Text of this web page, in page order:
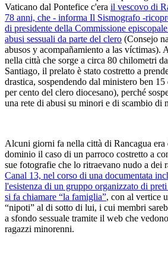
Vaticano dal Pontefice c'era il vescovo di
78 anni, che - informa Il Sismografo -
di presidente della Commissione
abusi sessuali da parte del clero (Consejo
abusos y acompañamiento a las víctimas).
nella città che sorge a circa 80 chilometri
Santiago, il prelato è stato costretto a
drastica, sospendendo dal ministero ben
per cento del clero diocesano), perché
una rete di abusi su minori e di scambio di
Alcuni giorni fa nella città di Rancagua
dominio il caso di un parroco costretto a
sue fotografie che lo ritraevano nudo a dei
Canal 13, nel corso di una documentata
l'esistenza di un gruppo organizzato di
si fa chiamare “la famigliaˮ, con al vertice
“nipotiˮ al di sotto di lui, i cui membri
a sfondo sessuale tramite il web che
ragazzi minorenni.